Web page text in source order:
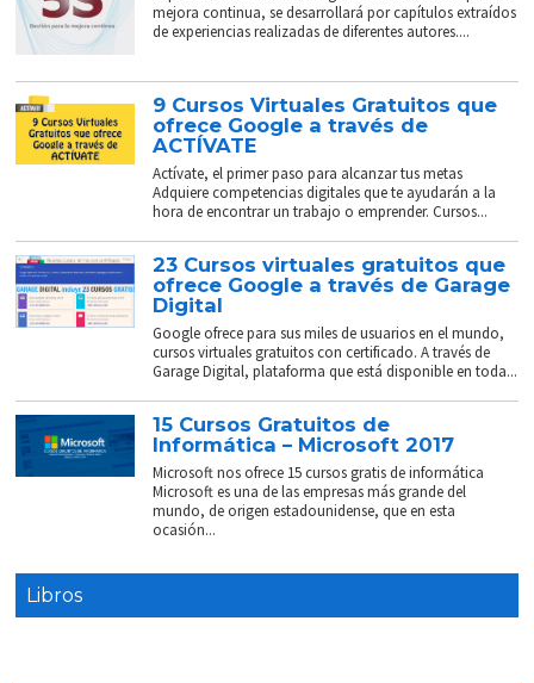
mejora continua, se desarrollará por capítulos extraídos
de experiencias realizadas de diferentes autores....
9 Cursos Virtuales Gratuitos que
ofrece Google a través de
ACTÍVATE
Actívate, el primer paso para alcanzar tus metas
Adquiere competencias digitales que te ayudarán a la
hora de encontrar un trabajo o emprender. Cursos...
23 Cursos virtuales gratuitos que
ofrece Google a través de Garage
Digital
Google ofrece para sus miles de usuarios en el mundo,
cursos virtuales gratuitos con certificado. A través de
Garage Digital, plataforma que está disponible en toda...
15 Cursos Gratuitos de
Informática – Microsoft 2017
Microsoft nos ofrece 15 cursos gratis de informática
Microsoft es una de las empresas más grande del
mundo, de origen estadounidense, que en esta
ocasión...
Libros